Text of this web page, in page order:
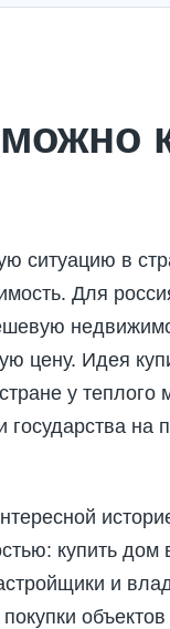
ситуацию в
Для
цену. Идея
у теплого
на
купить
и